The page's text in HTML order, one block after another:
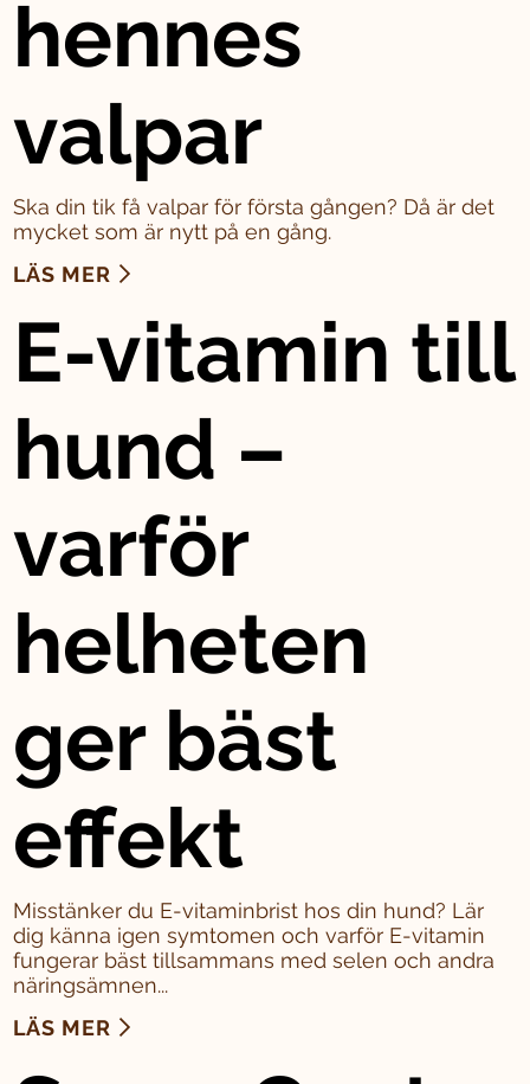
hennes
valpar
Ska din tik få valpar för första gången? Då är det
mycket som är nytt på en gång.
LÄS MER
E-vitamin till
hund –
varför
helheten
ger bäst
effekt
Misstänker du E-vitaminbrist hos din hund? Lär
dig känna igen symtomen och varför E-vitamin
fungerar bäst tillsammans med selen och andra
näringsämnen...
LÄS MER